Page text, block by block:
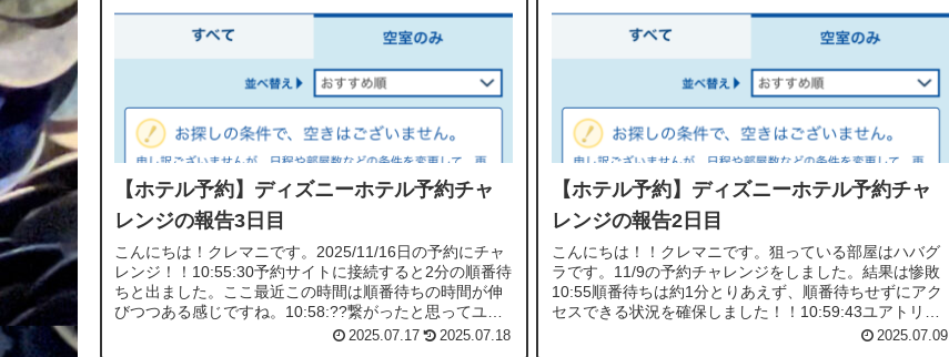
【ホテル予約】ディズニーホテル予約チャ
レンジの報告3日目
こんにちは！クレマニです。2025/11/16日の予約にチャ
レンジ！！10:55:30予約サイトに接続すると2分の順番待
ちと出ました。ここ最近この時間は順番待ちの時間が伸
びつつある感じですね。10:58:??繋がったと思ってユア
2025.07.17 2025.07.18
【ホテル予約】ディズニーホテル予約チャ
レンジの報告2日目
こんにちは！！クレマニです。狙っている部屋はハバグ
ラです。11/9の予約チャレンジをしました。結果は惨敗
10:55順番待ちは約1分とりあえず、順番待ちせずにアク
セスできる状況を確保しました！！10:59:43ユアトリッ
2025.07.09